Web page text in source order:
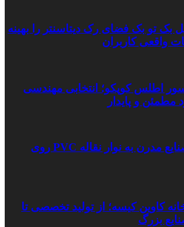
بک تو بک فضای رک دیتاسنتر را بهینه
واقعی کاربران
اطلس کوپکو؛ انتخابی مهندسی
مطمئن و پایدار
۵ دلیل که صنایع مدرن به نوار نقاله PVC روی
کاوین کیسه؛ از تولید تخصصی تا
بزرگ